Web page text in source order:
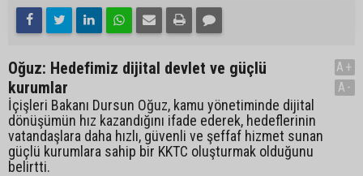
Oğuz: Hedefimiz dijital devlet ve güçlü
kurumlar
İçişleri Bakanı Dursun Oğuz, kamu yönetiminde dijital
dönüşümün hız kazandığını ifade ederek, hedeflerinin
vatandaşlara daha hızlı, güvenli ve şeffaf hizmet sunan
güçlü kurumlara sahip bir KKTC oluşturmak olduğunu
belirtti.
A+
A-